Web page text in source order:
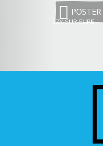
POSTER
ÉZY-SUR-EURE